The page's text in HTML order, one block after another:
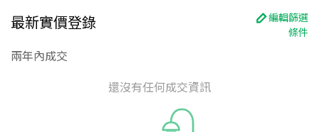
最新實價登錄
編輯篩選
條件
兩年內成交
還沒有任何成交資訊